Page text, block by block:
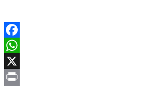
Facebook
WhatsApp
X